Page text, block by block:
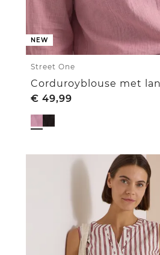
NEW
Street One
€ 49,99